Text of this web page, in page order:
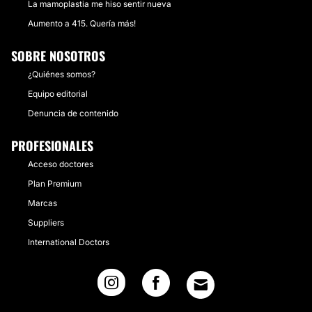
La mamoplastia me hiso sentir nueva
Aumento a 415. Quería más!
SOBRE NOSOTROS
¿Quiénes somos?
Equipo editorial
Denuncia de contenido
PROFESIONALES
Acceso doctores
Plan Premium
Marcas
Suppliers
International Doctors